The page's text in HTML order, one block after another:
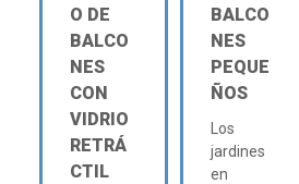
O DE
BALCO
NES
CON
VIDRIO
RETRÁ
CTIL
BALCO
NES
PEQUE
ÑOS
Los
jardines
en